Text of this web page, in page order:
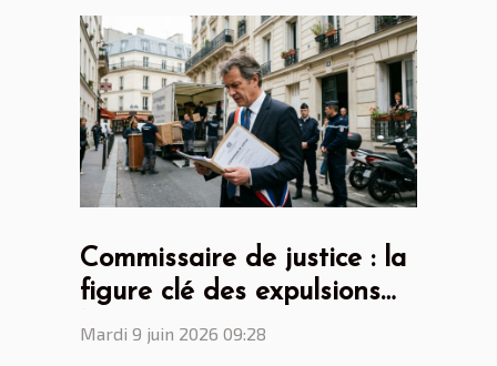
Commissaire de justice : la
figure clé des expulsions
locatives à Paris
Mardi 9 juin 2026 09:28